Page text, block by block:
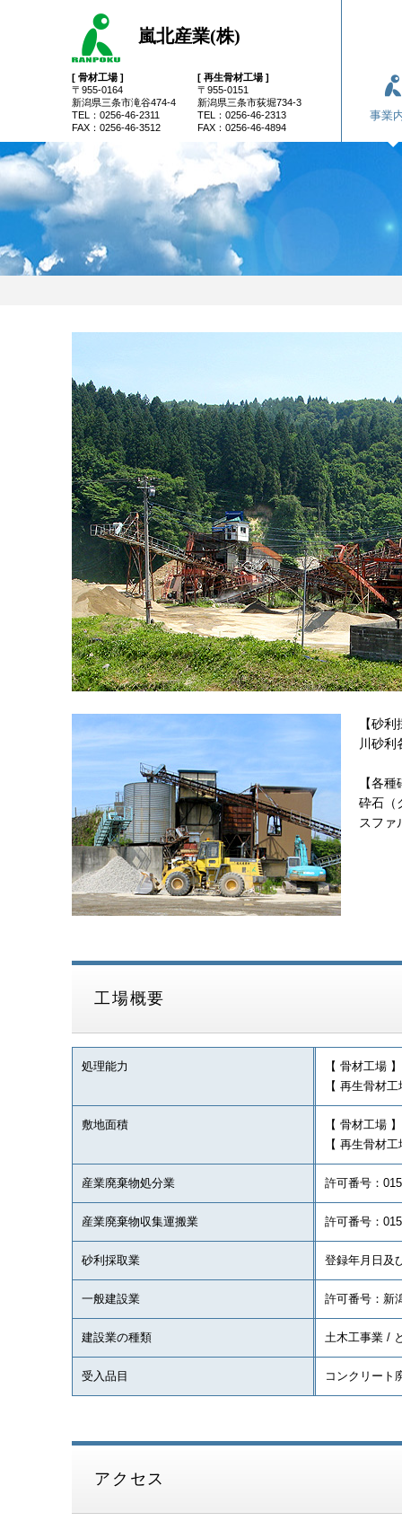
嵐北産業(株)
[ 骨材工場 ]
〒955-0164
新潟県三条市滝谷474-4
TEL：0256-46-2311
FAX：0256-46-3512
[ 再生骨材工場 ]
〒955-0151
新潟県三条市荻堀734-3
TEL：0256-46-2313
FAX：0256-46-4894
事業
【砂
川砂利
【各
砕石（
スファ
工場概要
処理能力
【 骨材工場
【 再生骨材
敷地面積
【 骨材工場
【 再生骨材
産業廃棄物処分業 許可番号：
産業廃棄物収集運搬業 許可番号：
砂利採取業 登録年月日及
一般建設業 許可番号：新
建設業の種類 土木工事業 /
受入品目 コンクリート
アクセス